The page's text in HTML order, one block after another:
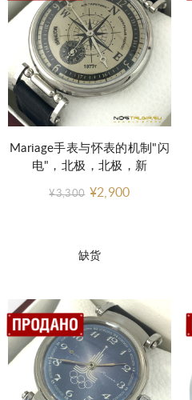
缺货
Mariage手表与怀表的机制"闪
电"，北极，北极，新
¥3,300 ¥2,900